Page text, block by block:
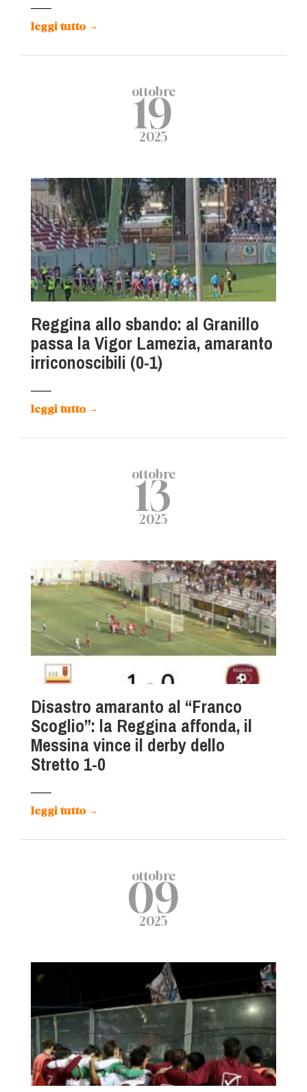
leggi tutto →
ottobre
19
2025
Reggina allo sbando: al Granillo
passa la Vigor Lamezia, amaranto
irriconoscibili (0-1)
leggi tutto →
ottobre
13
2025
Disastro amaranto al “Franco
Scoglio”: la Reggina affonda, il
Messina vince il derby dello
Stretto 1-0
leggi tutto →
ottobre
09
2025